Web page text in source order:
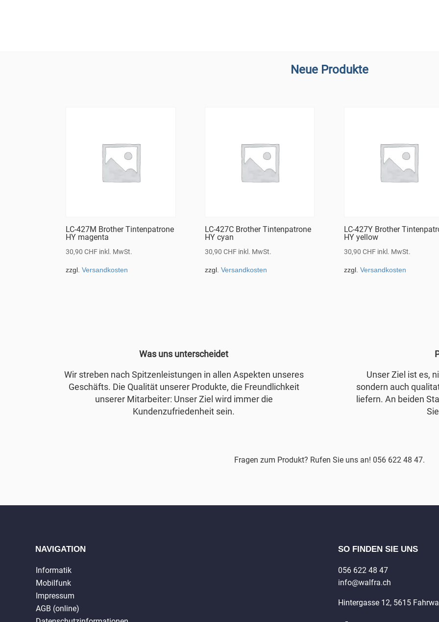
Neue Produkte
LC-427M Brother Tintenpatrone
HY magenta
30,90CHF inkl. MwSt.
zzgl.Versandkosten
LC-427C Brother Tintenpatrone
HY cyan
30,90 CHF inkl. MwSt.
zzgl. Versandkosten
LC-427Y Brother
HY yellow
30,90 CHF inkl. MwSt.
zzgl. Versandkosten
Was uns unterscheidet
Wir streben nach Spitzenleistungen in allen Aspekten unseres
Geschäfts. Die Qualität unserer Produkte, die Freundlichkeit
unserer Mitarbeiter: Unser Ziel wird immer die
Kundenzufriedenheit sein.
Unser Ziel ist es,
sondern auch
liefern. An beiden
Fragen zum Produkt? Rufen Sie uns an! 056 622 48 47.
NAVIGATION
Informatik
Mobilfunk
Impressum
AGB (online)
SO FINDEN SIE UNS
056 622 48 47
info@walfra.ch
Hintergasse 12, 5615